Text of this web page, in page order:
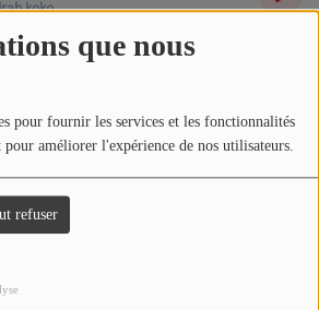
que nous
pour fournir les services et les fonctionnalités
pour améliorer l'expérience de nos utilisateurs.
refuser
koko
zaho